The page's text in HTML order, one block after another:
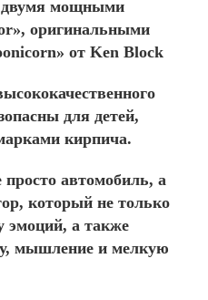
двумя мощными
оригинальными
от Ken Block
для детей,
кирпича.
автомобиль, а
который не только
эмоций, а также
мышление и мелкую